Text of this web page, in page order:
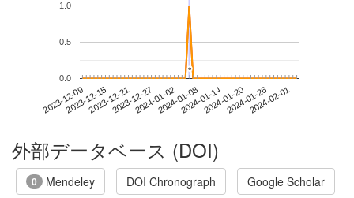
2023-12-092023-12-152023-12-212023-12-272024-01-022024-01-082024-01-142024-01-202024-01-262024-02-01
0.0
0.5
1.0
*
*
外部データベース (DOI)
0 Mendeley DOI Chronograph Google Scholar